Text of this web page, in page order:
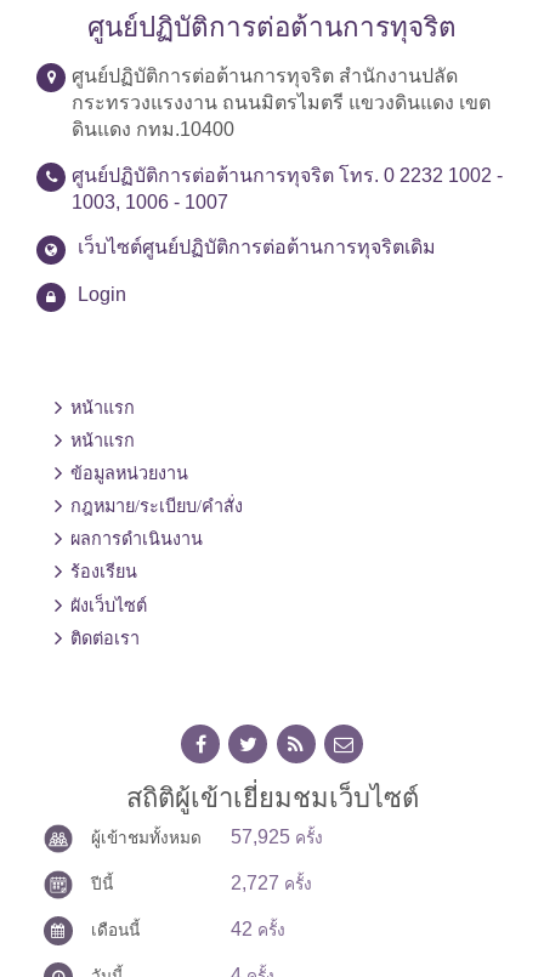
ศูนย์ปฏิบัติการต่อต้านการทุจริต
ศูนย์ปฏิบัติการต่อต้านการทุจริต สำนักงานปลัด
กระทรวงแรงงาน ถนนมิตรไมตรี แขวงดินแดง เขต
ดินแดง กทม.10400
ศูนย์ปฏิบัติการต่อต้านการทุจริต โทร. 0 2232 1002 -
1003, 1006 - 1007
เว็บไซต์ศูนย์ปฏิบัติการต่อต้านการทุจริตเดิม
Login
หน้าแรก
หน้าแรก
ข้อมูลหน่วยงาน
กฎหมาย/ระเบียบ/คำสั่ง
ผลการดำเนินงาน
ร้องเรียน
ผังเว็บไซต์
ติดต่อเรา
สถิติผู้เข้าเยี่ยมชมเว็บไซต์
ผู้เข้าชมทั้งหมด 57,925 ครั้ง
ปีนี้ 2,727 ครั้ง
เดือนนี้ 42 ครั้ง